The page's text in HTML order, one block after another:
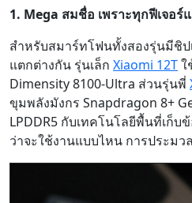
1. Mega สมชื่อ เพราะทุกฟีเจอ
สำหรับสมาร์ทโฟนทั้งสองรุ่นมีชิ
แตกต่างกัน รุ่นเล็ก Xiaomi 12Tใ
Dimensity 8100-Ultra ส่วนรุ่นพี่
ขุมพลังมังกร Snapdragon 8+
LPDDR5 กับเทคโนโลยีพื้นที่เก็บ
ว่าจะใช้งานแบบไหน การประมว